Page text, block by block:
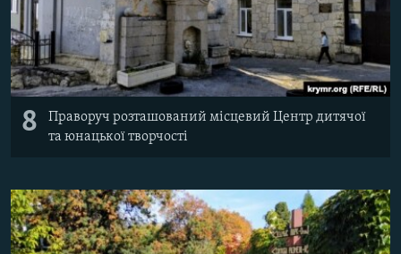
8
Праворуч розташований місцевий Центр дитячої
та юнацької творчості